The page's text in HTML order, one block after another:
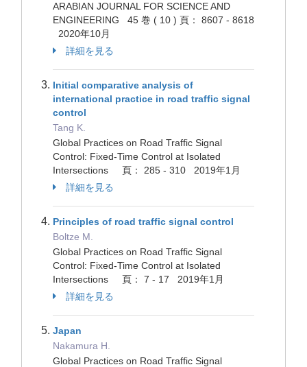
ARABIAN JOURNAL FOR SCIENCE AND
ENGINEERING 45 巻 ( 10 ) 頁： 8607 - 8618
2020年10月
詳細を見る
Initial comparative analysis of
international practice in road traffic signal
control
Tang K.
Global Practices on Road Traffic Signal
Control: Fixed-Time Control at Isolated
Intersections 頁： 285 - 310 2019年1月
詳細を見る
Principles of road traffic signal control
Boltze M.
Global Practices on Road Traffic Signal
Control: Fixed-Time Control at Isolated
Intersections 頁： 7 - 17 2019年1月
詳細を見る
Japan
Nakamura H.
Global Practices on Road Traffic Signal